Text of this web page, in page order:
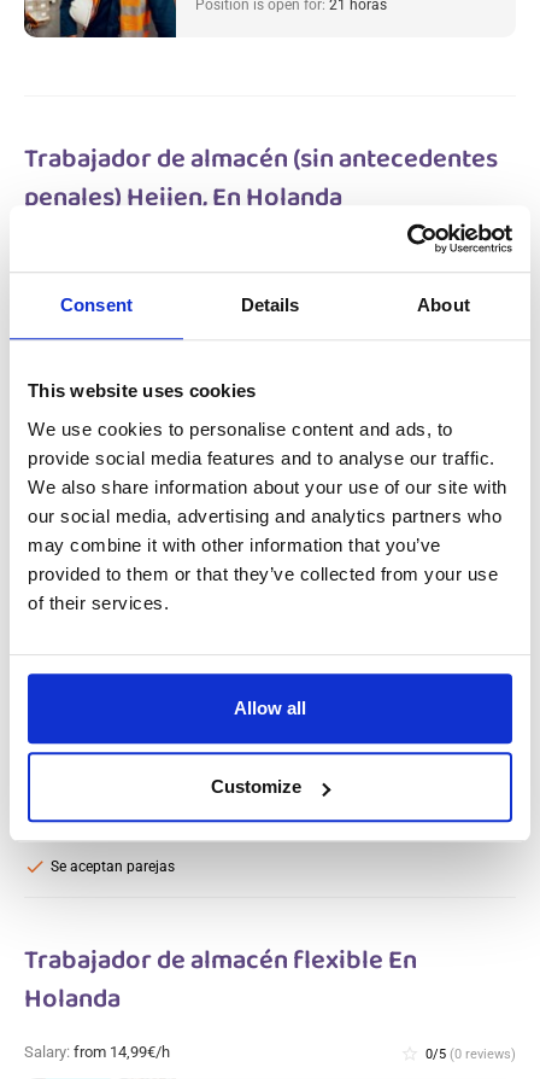
Consent Details About
This website uses cookies
We use cookies to personalise content and ads, to
provide social media features and to analyse our traffic.
We also share information about your use of our site with
our social media, advertising and analytics partners who
may combine it with other information that you’ve
provided to them or that they’ve collected from your use
of their services.
Allow all
Customize
Position is open for: 21 horas
Trabajador de almacén (sin antecedentes
penales) Heijen, En Holanda
star_border 0/5(0 reviews)
Trabajador de almacén (sin antecedentes
Se aceptan parejas
check
Trabajador de almacén (sin antecedentes
penales) Heijen, En Holanda
Salary:from 14,99€/h star_border 0/5(0 reviews)
Trabajador de almacén (sin antecedentes
Heijen, Netherlands
Available positions: 2/2
Se aceptan parejas
check
Trabajador de almacén flexible En
Holanda
Salary: from 14,99€/h star_border 0/5 (0 reviews)